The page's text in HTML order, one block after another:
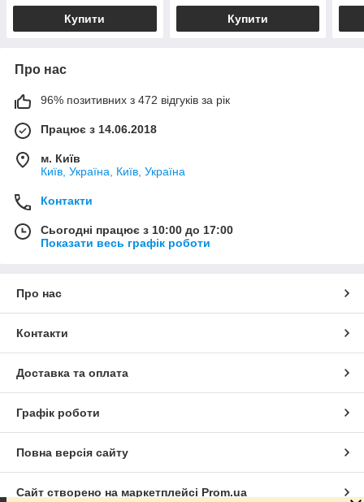
Купити Купити
Про нас
96% позитивних з 472 відгуків за рік
Працює з 14.06.2018
м. Київ
Київ, Україна, Київ, Україна
Контакти
Сьогодні працює з 10:00 до 17:00
Показати весь графік роботи
Про нас
Контакти
Доставка та оплата
Графік роботи
Повна версія сайту
Сайт створено на маркетплейсі Prom.ua